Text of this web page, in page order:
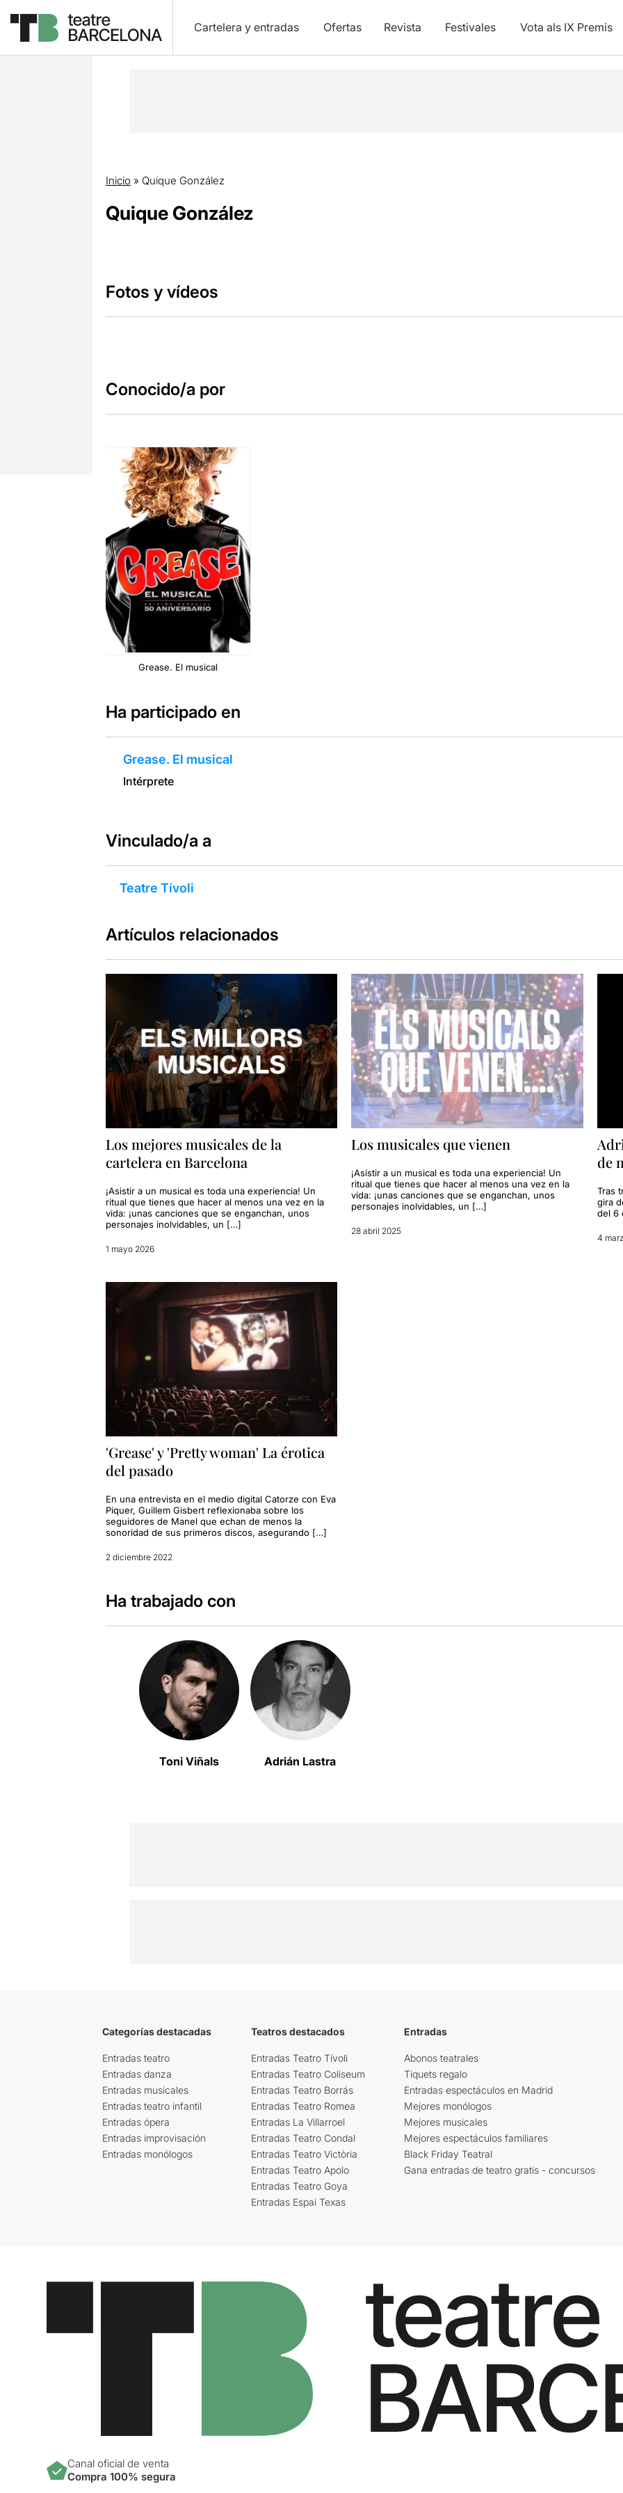
Cartelera y entradas Ofertas Revista Festivales Vota als IX Premis
Inicio » Quique González
Quique González
Fotos y vídeos
Conocido/a por
Grease. El musical
Ha participado en
Grease. El musical
Intérprete
Vinculado/a a
Teatre Tívoli
Artículos relacionados
Los mejores musicales de la
cartelera en Barcelona
¡Asistir a un musical es toda una experiencia! Un
ritual que tienes que hacer al menos una vez en la
vida: ¡unas canciones que se enganchan, unos
personajes inolvidables, un […]
1 mayo 2026
Los musicales que vienen
¡Asistir a un musical es toda una experiencia! Un
ritual que tienes que hacer al menos una vez en la
vida: ¡unas canciones que se enganchan, unos
personajes inolvidables, un […]
28 abril 2025
de
Tras
gira
del 6
4
'Grease' y 'Pretty woman' La érotica
del pasado
En una entrevista en el medio digital Catorze con Eva
Piquer, Guillem Gisbert reflexionaba sobre los
seguidores de Manel que echan de menos la
sonoridad de sus primeros discos, asegurando […]
2 diciembre 2022
Ha trabajado con
Toni Viñals Adrián Lastra
Categorías destacadas
Entradas teatro
Entradas danza
Entradas musicales
Entradas teatro infantil
Entradas ópera
Entradas improvisación
Entradas monólogos
Teatros destacados
Entradas Teatro Tívoli
Entradas Teatro Coliseum
Entradas Teatro Borrás
Entradas Teatro Romea
Entradas La Villarroel
Entradas Teatro Condal
Entradas Teatro Victòria
Entradas Teatro Apolo
Entradas Teatro Goya
Entradas Espai Texas
Entradas
Abonos teatrales
Tiquets regalo
Entradas espectáculos en Madrid
Mejores monólogos
Mejores musicales
Mejores espectáculos familiares
Black Friday Teatral
Gana entradas de teatro gratis - concursos
Canal oficial de venta
Compra 100% segura